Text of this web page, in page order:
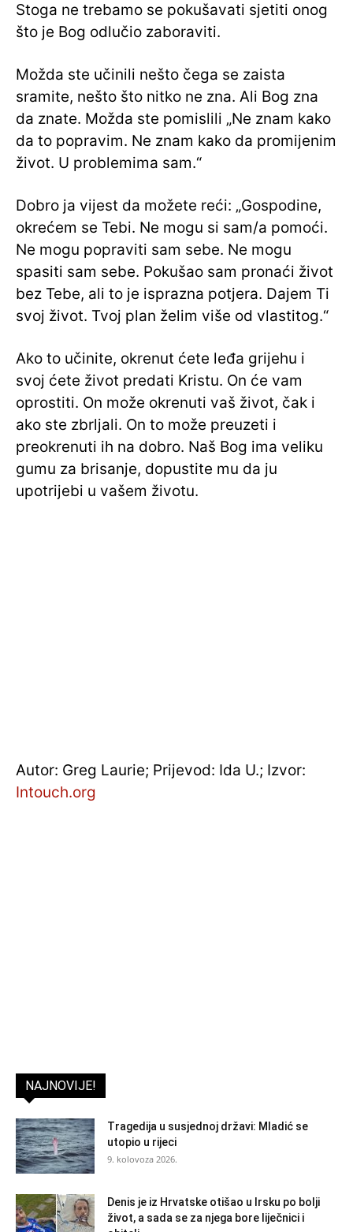
Stoga ne trebamo se pokušavati sjetiti onog
što je Bog odlučio zaboraviti.
Možda ste učinili nešto čega se zaista
sramite, nešto što nitko ne zna. Ali Bog zna
da znate. Možda ste pomislili „Ne znam kako
da to popravim. Ne znam kako da promijenim
život. U problemima sam.“
Dobro ja vijest da možete reći: „Gospodine,
okrećem se Tebi. Ne mogu si sam/a pomoći.
Ne mogu popraviti sam sebe. Ne mogu
spasiti sam sebe. Pokušao sam pronaći život
bez Tebe, ali to je isprazna potjera. Dajem Ti
svoj život. Tvoj plan želim više od vlastitog.“
Ako to učinite, okrenut ćete leđa grijehu i
svoj ćete život predati Kristu. On će vam
oprostiti. On može okrenuti vaš život, čak i
ako ste zbrljali. On to može preuzeti i
preokrenuti ih na dobro. Naš Bog ima veliku
gumu za brisanje, dopustite mu da ju
upotrijebi u vašem životu.
Autor: Greg Laurie; Prijevod: Ida U.; Izvor:
Intouch.org
NAJNOVIJE!
Tragedija u susjednoj državi: Mladić se
utopio u rijeci
9. kolovoza 2026.
Denis je iz Hrvatske otišao u Irsku po bolji
život, a sada se za njega bore liječnici i